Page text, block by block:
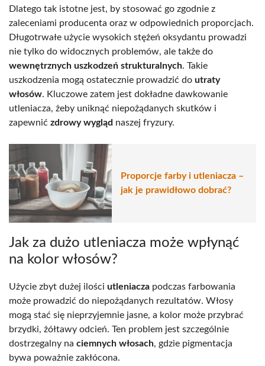
Dlatego tak istotne jest, by stosować go zgodnie z
zaleceniami producenta oraz w odpowiednich proporcjach.
Długotrwałe użycie wysokich stężeń oksydantu prowadzi
nie tylko do widocznych problemów, ale także do
wewnętrznych uszkodzeń strukturalnych. Takie
uszkodzenia mogą ostatecznie prowadzić do utraty
włosów. Kluczowe zatem jest dokładne dawkowanie
utleniacza, żeby uniknąć niepożądanych skutków i
zapewnić zdrowy wygląd naszej fryzury.
Proporcje farby i utleniacza –
jak je prawidłowo dobrać?
Jak za dużo utleniacza może wpłynąć
na kolor włosów?
Użycie zbyt dużej ilości utleniacza podczas farbowania
może prowadzić do niepożądanych rezultatów. Włosy
mogą stać się nieprzyjemnie jasne, a kolor może przybrać
brzydki, żółtawy odcień. Ten problem jest szczególnie
dostrzegalny na ciemnych włosach, gdzie pigmentacja
bywa poważnie zakłócona.